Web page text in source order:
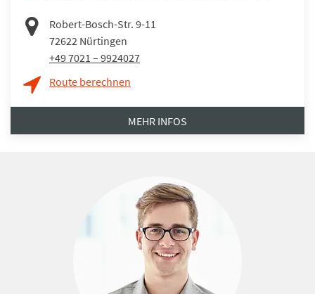
Robert-Bosch-Str. 9-11
72622 Nürtingen
+49 7021 – 9924027
Route berechnen
MEHR INFOS